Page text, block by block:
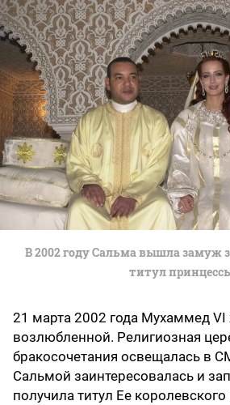
В 2002 году Сальма вышла замуж
титул
21 марта 2002 года Мухаммед
возлюбленной. Религиозная
бракосочетания освещалась в
Сальмой заинтересовалась и
получила титул Ее